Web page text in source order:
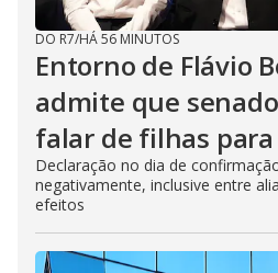
DO R7/HÁ 56 MINUTOS
Entorno de Flávio
admite que
falar de filhas para
Declaração no dia de
negativamente, inclusive entre
efeitos